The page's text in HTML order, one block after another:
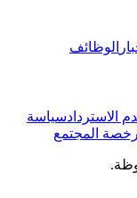
الوظائف
الاستردادسياسة
المجتمع